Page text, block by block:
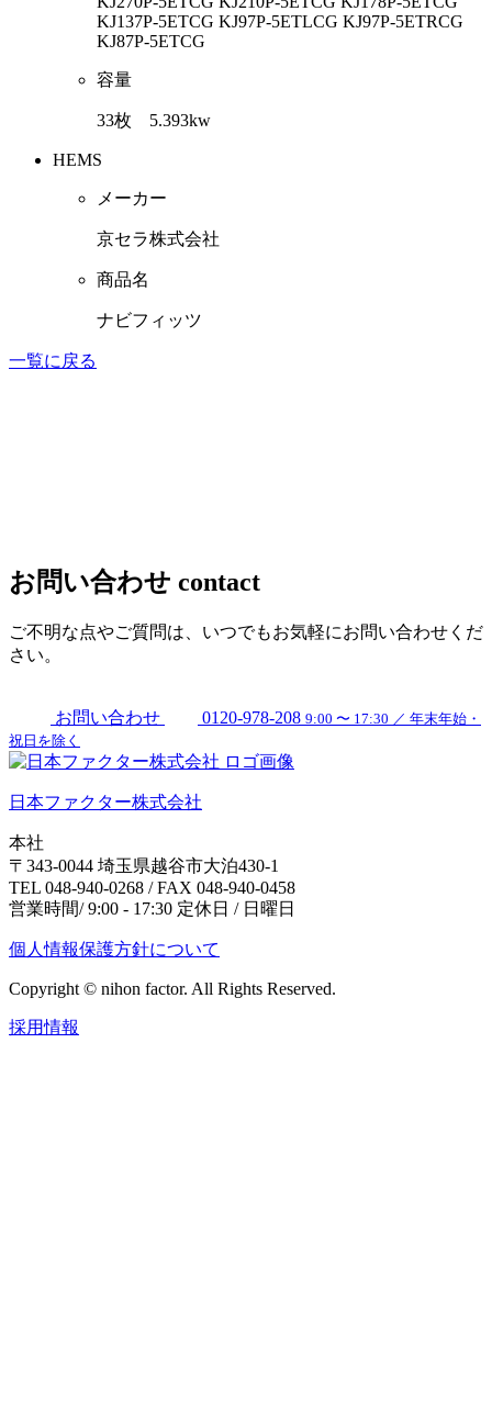
KJ137P-5ETCG KJ97P-5ETLCG KJ97P-5ETRCG
KJ87P-5ETCG
容量
33枚 5.393kw
HEMS
メーカー
京セラ株式会社
商品名
ナビフィッツ
一覧に戻る
お問い合わせ contact
ご不明な点やご質問は、いつでもお気軽にお問い合わせくだ
さい。
お問い合わせ 0120-978-208 9:00 〜 17:30 ／ 年末年始・
祝日を除く
日本ファクター株式会社
本社
〒343-0044 埼玉県越谷市大泊430-1
TEL 048-940-0268 / FAX 048-940-0458
営業時間/ 9:00 - 17:30 定休日 / 日曜日
個人情報保護方針について
Copyright © nihon factor. All Rights Reserved.
採用情報